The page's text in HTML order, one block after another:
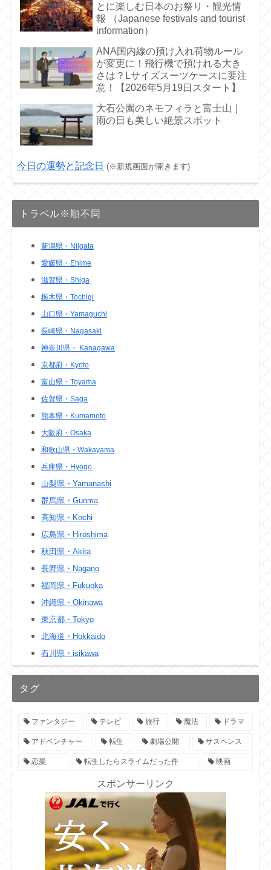
とに楽しむ日本のお祭り・観光情
報 （Japanese festivals and tourist
information）
ANA国内線の預け入れ荷物ルール
が変更に！飛行機で預けれる大き
さは？Lサイズスーツケースに要注
意！【2026年5月19日スタート】
大石公園のネモフィラと富士山｜
雨の日も美しい絶景スポット
今日の運勢と記念日 (※新規画面が開きます)
トラベル※順不同
新潟県・Niigata
愛媛県・Ehime
滋賀県・Shiga
栃木県・Tochigi
山口県・Yamaguchi
長崎県・Nagasaki
神奈川県・ Kanagawa
京都府・Kyoto
富山県・Toyama
佐賀県・Saga
熊本県・Kumamoto
大阪府・Osaka
和歌山県・Wakayama
兵庫県・Hyogo
山梨県・Yamanashi
群馬県・Gunma
高知県・Kochi
広島県・Hiroshima
秋田県・Akita
長野県・Nagano
福岡県・Fukuoka
沖縄県・Okinawa
東京都・Tokyo
北海道・Hokkaido
石川県・isikawa
タグ
ファンタジー テレビ 旅行 魔法 ドラマ
アドベンチャー 転生 劇場公開 サスペンス
恋愛 転生したらスライムだった件 映画
スポンサーリンク